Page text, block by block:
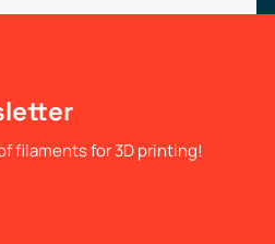
filaments for 3D printing!